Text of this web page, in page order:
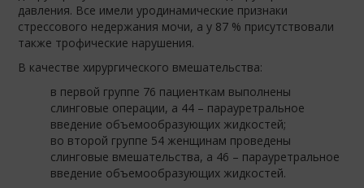
давления. Все имели уродинамические признаки
стрессового недержания мочи, а у 87 % присутствовали
также трофические нарушения.
В качестве хирургического вмешательства:
в первой группе 76 пациенткам выполнены
слинговые операции, а 44 – парауретральное
введение объемообразующих жидкостей;
во второй группе 54 женщинам проведены
слинговые вмешательства, а 46 – парауретральное
введение объемообразующих жидкостей.